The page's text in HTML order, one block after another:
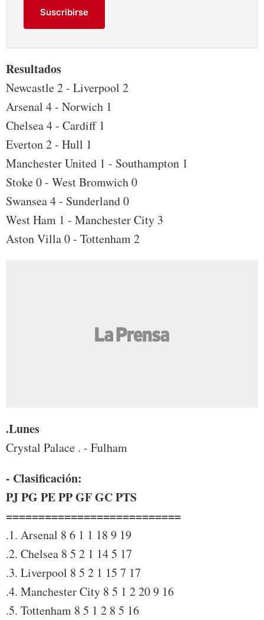
Suscribirse
Resultados
Newcastle 2 - Liverpool 2
Arsenal 4 - Norwich 1
Chelsea 4 - Cardiff 1
Everton 2 - Hull 1
Manchester United 1 - Southampton 1
Stoke 0 - West Bromwich 0
Swansea 4 - Sunderland 0
West Ham 1 - Manchester City 3
Aston Villa 0 - Tottenham 2
.Lunes
Crystal Palace . - Fulham
- Clasificación:
PJ PG PE PP GF GC PTS
===========================
.1. Arsenal 8 6 1 1 18 9 19
.2. Chelsea 8 5 2 1 14 5 17
.3. Liverpool 8 5 2 1 15 7 17
.4. Manchester City 8 5 1 2 20 9 16
.5. Tottenham 8 5 1 2 8 5 16